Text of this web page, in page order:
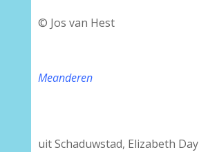
© Jos van Hest
Meanderen
uit Schaduwstad, Elizabeth Day